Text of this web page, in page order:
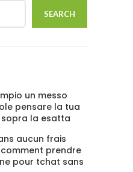
SEARCH
un messo
pensare la tua
la esatta
aucun frais
prendre
pour tchat sans